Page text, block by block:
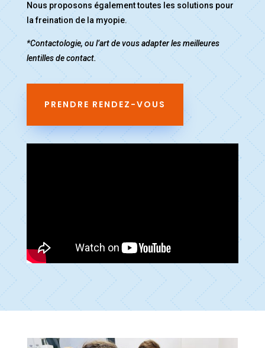
Nous proposons également toutes les solutions pour
la freination de la myopie.
*Contactologie, ou l’art de vous adapter les meilleures
lentilles de contact.
PRENDRE RENDEZ-VOUS